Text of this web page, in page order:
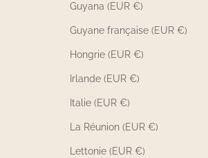
Guyana (EUR €)
Guyane française (EUR €)
Hongrie (EUR €)
Irlande (EUR €)
Italie (EUR €)
La Réunion (EUR €)
Lettonie (EUR €)